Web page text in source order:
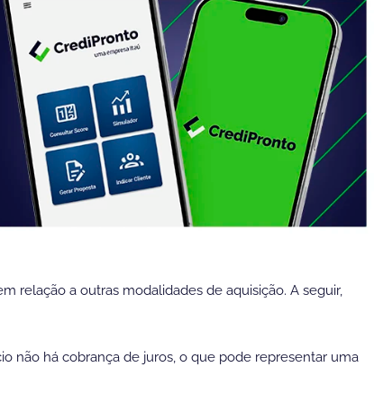
relação a outras modalidades de aquisição. A seguir,
não há cobrança de juros, o que pode representar uma